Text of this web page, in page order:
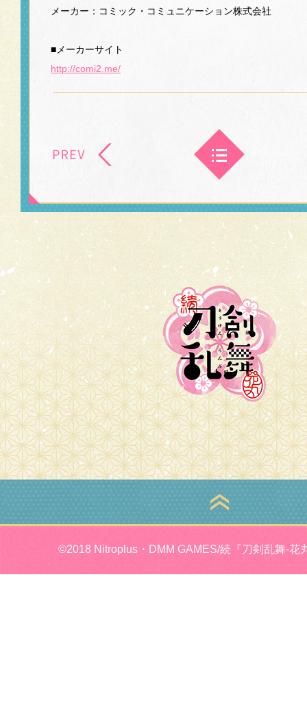
メーカー：コミック・コミュニケーション株式会社
■メーカーサイト
http://comi2.me/
©2018 Nitroplus・DMM GAMES/続『刀剣乱舞-花